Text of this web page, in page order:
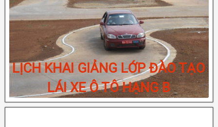
LỊCH KHAI GIẢNG LỚP ĐÀO TẠO
LÁI XE Ô TÔ HẠNG B